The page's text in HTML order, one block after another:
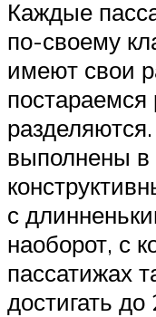
Каждые
по-своему
имеют свои
постараемся
выполнены в
с
наоборот, с
пассатижах
достигать